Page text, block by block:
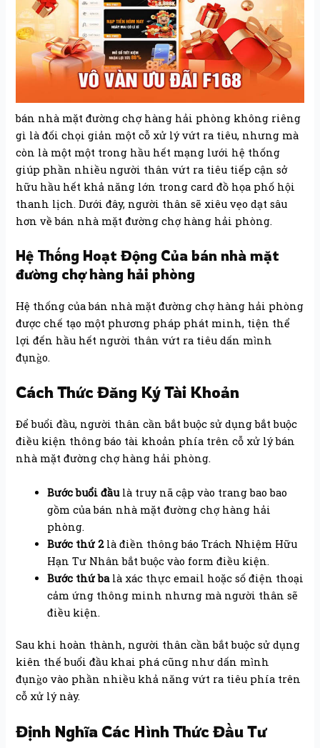
bán nhà mặt đường chợ hàng hải phòng không riêng
gì là đối chọi giản một cỗ xử lý vứt ra tiêu, nhưng mà
còn là một một trong hầu hết mạng lưới hệ thống
giúp phần nhiều người thân vứt ra tiêu tiếp cận sở
hữu hầu hết khả năng lớn trong card đồ họa phố hội
thanh lịch. Dưới đây, người thân sẽ xiêu vẹo dạt sâu
hơn về bán nhà mặt đường chợ hàng hải phòng.
Hệ Thống Hoạt Động Của bán nhà mặt
đường chợ hàng hải phòng
Hệ thống của bán nhà mặt đường chợ hàng hải phòng
được chế tạo một phương pháp phát minh, tiện thể
lợi đến hầu hết người thân vứt ra tiêu dấn mình
đụng̀o.
Cách Thức Đăng Ký Tài Khoản
Để buổi đầu, người thân cần bắt buộc sử dụng bắt buộc
điều kiện thông báo tài khoản phía trên cỗ xử lý bán
nhà mặt đường chợ hàng hải phòng.
Bước buổi đầulà truy nã cập vào trang bao bao
gồm của bán nhà mặt đường chợ hàng hải
phòng.
Bước thứ 2là điền thông báo Trách Nhiệm Hữu
Hạn Tư Nhân bắt buộc vào form điều kiện.
Bước thứ balà xác thực email hoặc số điện thoại
cảm ứng thông minh nhưng mà người thân sẽ
điều kiện.
Sau khi hoàn thành, người thân cần bắt buộc sử dụng
kiên thế buổi đầu khai phá cũng như dấn mình
đụng̀o vào phần nhiều khả năng vứt ra tiêu phía trên
cỗ xử lý này.
Định Nghĩa Các Hình Thức Đầu Tư